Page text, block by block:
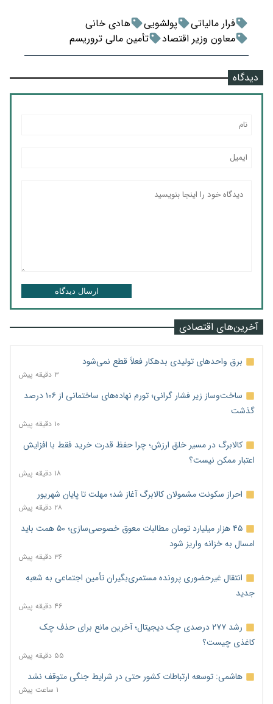
فرار مالیاتی پولشویی
هادی خانی
معاون وزیر اقتصاد
تأمین مالی تروریسم
دیدگاه
ارسال دیدگاه
آخرین‌های اقتصادی
برق واحدهای تولیدی بدهکار فعلاً قطع نمی‌شود
۳ دقیقه پیش
ساخت‌وساز زیر فشار گرانی؛ تورم نهاده‌های ساختمانی از ۱۰۶ درصد
گذشت
۱۰ دقیقه پیش
کالابرگ در مسیر خلق ارزش؛ چرا حفظ قدرت خرید فقط با افزایش
اعتبار ممکن نیست؟
۱۸ دقیقه پیش
احراز سکونت مشمولان کالابرگ آغاز شد؛ مهلت تا پایان شهریور
۲۸ دقیقه پیش
۴۵ هزار میلیارد تومان مطالبات معوق خصوصی‌سازی؛ ۵۰ همت باید
امسال به خزانه واریز شود
۳۶ دقیقه پیش
انتقال غیرحضوری پرونده مستمری‌بگیران تأمین اجتماعی به شعبه
جدید
۴۶ دقیقه پیش
رشد ۲۷۷ درصدی چک دیجیتال؛ آخرین مانع برای حذف چک
کاغذی چیست؟
۵۵ دقیقه پیش
هاشمی: توسعه ارتباطات کشور حتی در شرایط جنگی متوقف نشد
۱ ساعت پیش